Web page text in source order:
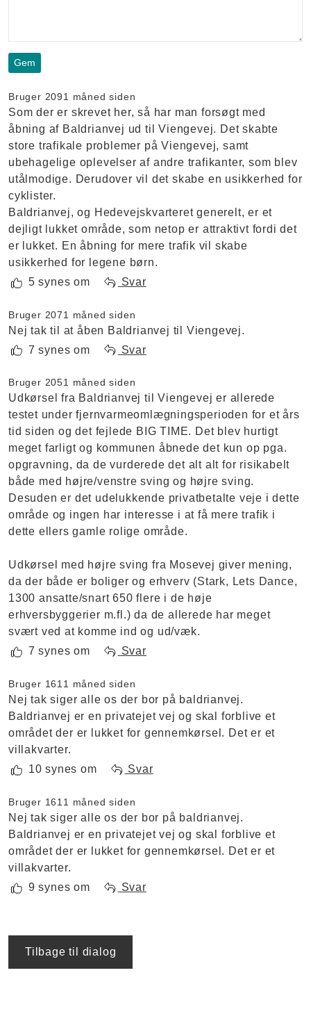
Bruger 161 1 måned siden
Nej tak siger alle os der bor på baldrianvej.
Baldrianvej er en privatejet vej og skal forblive et
området der er lukket for gennemkørsel. Det er et
villakvarter.
9 synes om
Svar
Bruger 161 1 måned siden
Nej tak siger alle os der bor på baldrianvej.
Baldrianvej er en privatejet vej og skal forblive et
området der er lukket for gennemkørsel. Det er et
villakvarter.
10 synes om
Svar
Bruger 2051 måned siden
Udkørsel fra Baldrianvej til Viengevej er allerede
testet under fjernvarmeomlægningsperioden for et års
tid siden og det fejlede BIG TIME. Det blev hurtigt
meget farligt og kommunen åbnede det kun op pga.
opgravning, da de vurderede det alt alt for risikabelt
både med højre/venstre sving og højre sving.
Desuden er det udelukkende privatbetalte veje i dette
område og ingen har interesse i at få mere trafik i
dette ellers gamle rolige område.
Udkørsel med højre sving fra Mosevej giver mening,
da der både er boliger og erhverv (Stark, Lets Dance,
1300 ansatte/snart 650 flere i de høje
erhversbyggerier m.fl.) da de allerede har meget
svært ved at komme ind og ud/væk.
7 synes om
Svar
Bruger 2071 måned siden
Nej tak til at åben Baldrianvej til Viengevej.
7 synes om
Svar
Bruger 2091 måned siden
Som der er skrevet her, så har man forsøgt med
åbning af Baldrianvej ud til Viengevej. Det skabte
store trafikale problemer på Viengevej, samt
ubehagelige oplevelser af andre trafikanter, som blev
utålmodige. Derudover vil det skabe en usikkerhed for
cyklister.
Baldrianvej, og Hedevejskvarteret generelt, er et
dejligt lukket område, som netop er attraktivt fordi det
er lukket. En åbning for mere trafik vil skabe
usikkerhed for legene børn.
5 synes om
Svar
Tilbage til dialog